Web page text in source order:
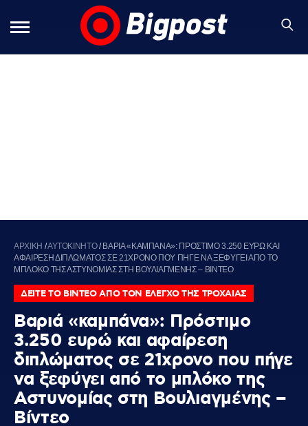
ΑΡΧΙΚΗ /ΑΥΤΟΚΙΝΗΤΟ/ ΒΑΡΙΑ «ΚΑΜΠΑΝΑ»: ΠΡΟΣΤΙΜΟ 3.250 ΕΥΡΩ ΚΑΙ
ΑΦΑΙΡΕΣΗ ΔΙΠΛΩΜΑΤΟΣ ΣΕ 21ΧΡΟΝΟ ΠΟΥ ΠΗΓΕ ΝΑ ΞΕΦΥΓΕΙ ΑΠΟ ΤΟ
ΜΠΛΟΚΟ ΤΗΣ ΑΣΤΥΝΟΜΙΑΣ ΣΤΗ ΒΟΥΛΙΑΓΜΕΝΗΣ – ΒΙΝΤΕΟ
ΔΕΙΤΕ ΤΟ ΒΙΝΤΕΟ ΑΠΟ ΤΟΝ ΕΛΕΓΧΟ ΤΗΣ ΤΡΟΧΑΙΑΣ
Βαριά «καμπάνα»: Πρόστιμο
3.250 ευρώ και αφαίρεση
διπλώματος σε 21χρονο που πήγε
να ξεφύγει από το μπλόκο της
Αστυνομίας στη Βουλιαγμένης –
Βίντεο